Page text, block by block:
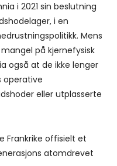
i 2021 sin beslutning
i en
Mens
på kjernefysisk
også at de ikke lenger
operative
eller utplasserte
Frankrike offisielt et
atomdrevet